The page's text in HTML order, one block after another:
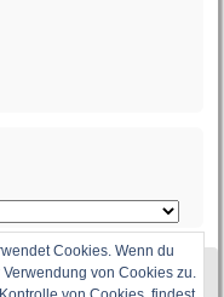
Cookies. Wenn du
von Cookies zu.